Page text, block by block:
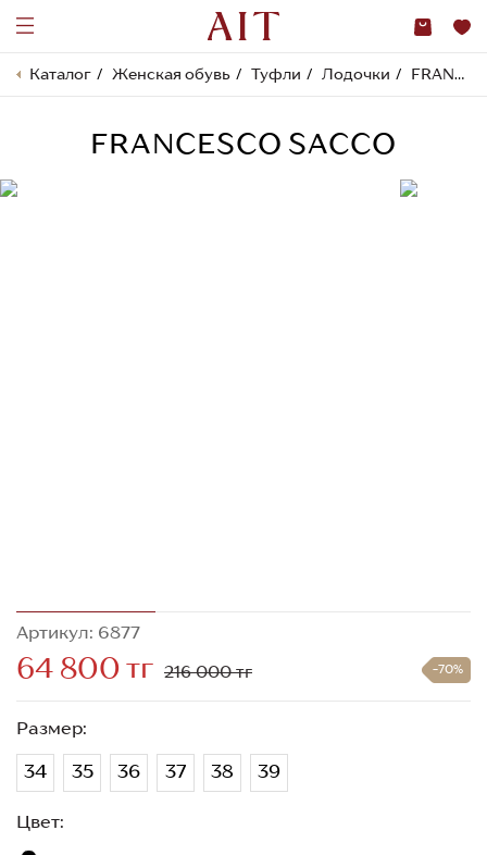
Каталог Женская обувь Туфли Лодочки FRANCESCO SACCO
FRANCESCO SACCO
Артикул: 6877
64 800 тг 216 000 тг -70%
Размер:
34 35 36 37 38 39
Цвет: